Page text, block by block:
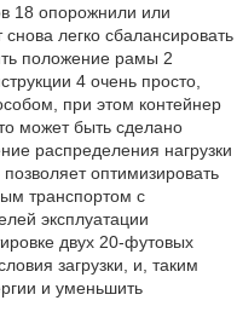
18 опорожнили или
легко сбалансировать
положение рамы 2
4 очень просто,
при этом контейнер
может быть сделано
распределения нагрузки
оптимизировать
транспортом с
эксплуатации
двух 20-футовых
загрузки, и, таким
и уменьшить